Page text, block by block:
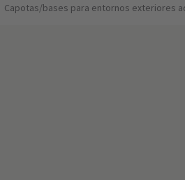
Capotas/bases para entornos exteriores